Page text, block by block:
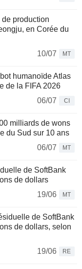
production
en Corée du
10/07
MT
humanoïde Atlas
de la FIFA 2026
06/07
CI
milliards de wons
du Sud sur 10 ans
06/07
MT
de SoftBank
de dollars
19/06
MT
de SoftBank
de dollars, selon
19/06
RE